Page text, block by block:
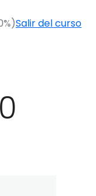
Salir del curso